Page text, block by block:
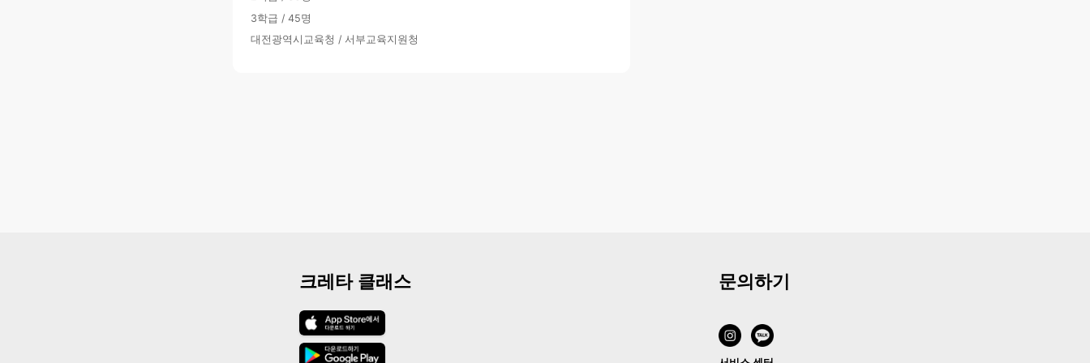
3학급 / 45명
대전광역시교육청 / 서부교육지원청
크레타 클래스 문의하기